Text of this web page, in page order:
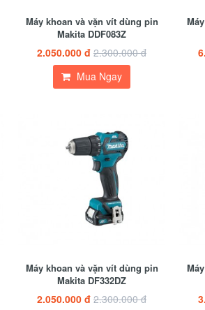
Máy khoan và vặn vít dùng pin
Makita DDF083Z
2.050.000 đ 2.300.000 đ
Mua Ngay
Máy khoan và vặn vít dùng pin
Makita DF332DZ
2.050.000 đ 2.300.000 đ